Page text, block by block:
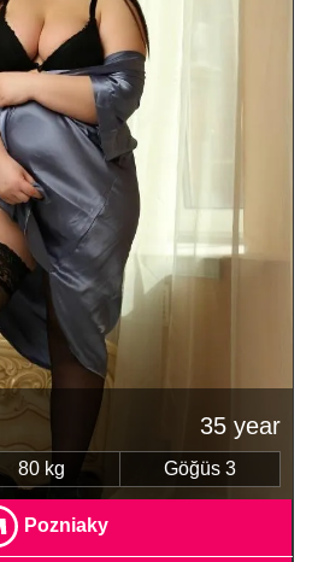
35 year
80 kg Göğüs 3
Pozniaky